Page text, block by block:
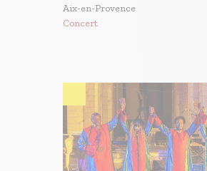
Aix-en-Provence
Concert